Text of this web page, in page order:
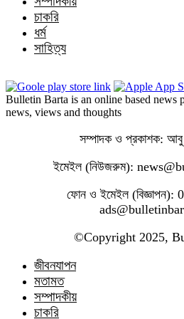
চাকরি
ধর্ম
সাহিত্য
Bulletin Barta is an online based news
news, views and thoughts
সম্পাদক ও প্রকাশক: আবু
ইমেইল (নিউজরুম):
ফোন ও ইমেইল (বিজ্ঞাপন):
©️Copyright 2025,
জীবনযাপন
মতামত
সম্পাদকীয়
চাকরি